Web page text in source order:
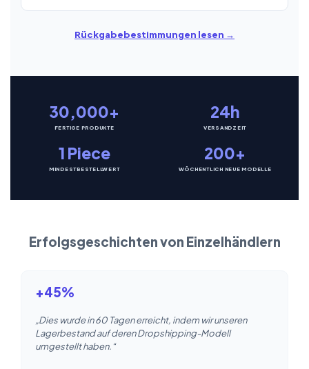
Rückgabebestimmungen lesen →
30,000+
FERTIGE PRODUKTE
24h
VERSANDZEIT
1 Piece
MINDESTBESTELLWERT
200+
WÖCHENTLICH NEUE MODELLE
Erfolgsgeschichten von Einzelhändlern
+45%
„Dies wurde in 60 Tagen erreicht, indem wir unseren
Lagerbestand auf deren Dropshipping-Modell
umgestellt haben.“